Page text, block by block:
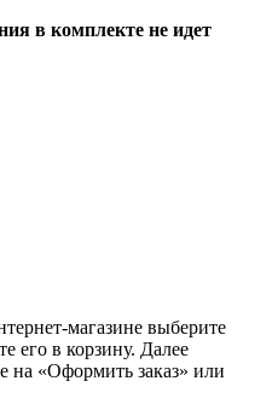
в комплекте не идет
магазине выберите
его в корзину. Далее
на «Оформить заказ» или